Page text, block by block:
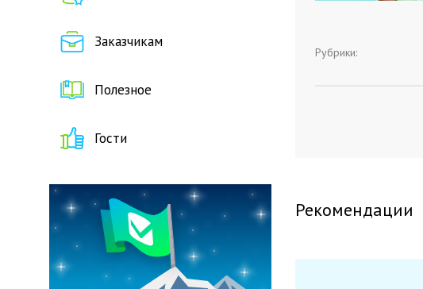
Заказчикам
Полезное
Гости
Рубрики:
Рекомендации